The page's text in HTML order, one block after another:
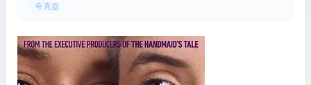
夸克盘